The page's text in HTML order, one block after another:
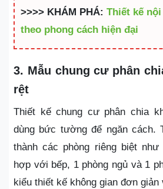
>>>> KHÁM PHÁ: Thiết kế
theo phong cách hiện đại
3. Mẫu chung cư phân
rệt
Thiết kế chung cư phân chia
dùng bức tường để ngăn cách.
thành các phòng riêng biệt
hợp với bếp, 1 phòng ngủ và 1
kiểu thiết kế không gian đơn giản